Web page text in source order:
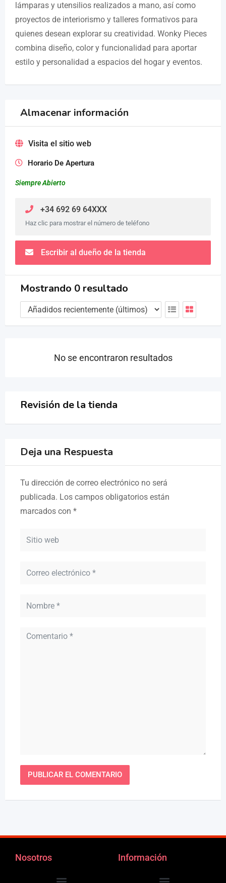
Mostrando 0 resultado
No se encontraron resultados
Revisión de la tienda
Deja una Respuesta
Tu dirección de correo electrónico no será
publicada. Los campos obligatorios están
marcados con *
lámparas y utensilios realizados a mano, así como
proyectos de interiorismo y talleres formativos para
quienes desean explorar su creatividad. Wonky Pieces
combina diseño, color y funcionalidad para aportar
estilo y personalidad a espacios del hogar y eventos.
Almacenar información
Visita el sitio web
Horario De Apertura
Siempre Abierto
+34 692 69 64XXX
Haz clic para mostrar el número de teléfono
Escribir al dueño de la tienda
Nosotros Información